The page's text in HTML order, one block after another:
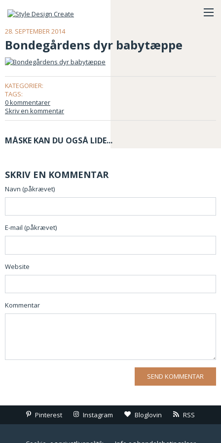
28. SEPTEMBER 2014
Bondegårdens dyr babytæppe
KATEGORIER:
TAGS:
0 kommentarer
Skriv en kommentar
MÅSKE KAN DU OGSÅ LIDE...
SKRIV EN KOMMENTAR
Navn (påkrævet)
E-mail (påkrævet)
Website
Kommentar
Pinterest Instagram Bloglovin RSS